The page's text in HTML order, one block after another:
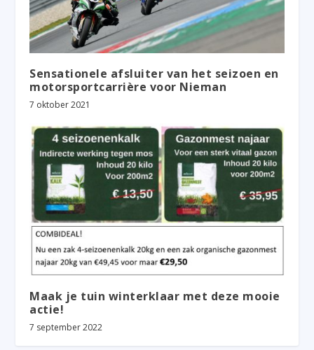
Sensationele afsluiter van het seizoen en
motorsportcarrière voor Nieman
7 oktober 2021
Maak je tuin winterklaar met deze mooie
actie!
7 september 2022